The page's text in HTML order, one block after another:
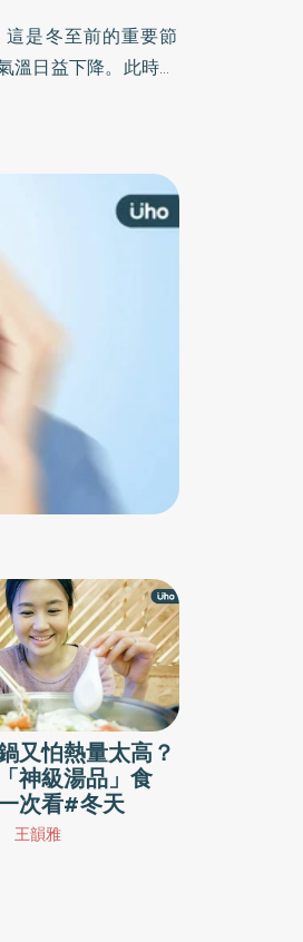
是冬至前的重要節
溫日益下降。此時人
穴位，並推薦暖心「1
又怕熱量太高？
神級湯品」食
次看#冬天
王韻雅